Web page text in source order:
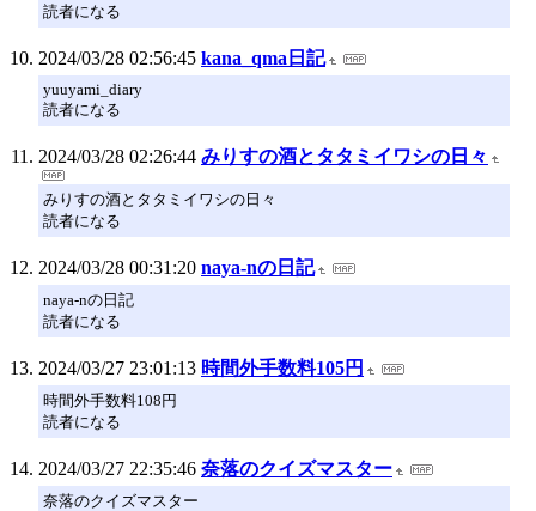
読者になる
2024/03/28 02:56:45 kana_qma日記
yuuyami_diary
読者になる
2024/03/28 02:26:44 みりすの酒とタタミイワシの日々
みりすの酒とタタミイワシの日々
読者になる
2024/03/28 00:31:20 naya-nの日記
naya-nの日記
読者になる
2024/03/27 23:01:13 時間外手数料105円
時間外手数料108円
読者になる
2024/03/27 22:35:46 奈落のクイズマスター
奈落のクイズマスター